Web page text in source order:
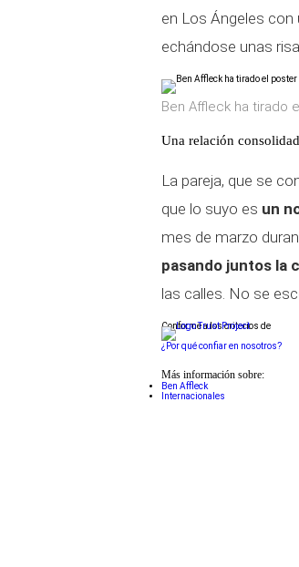
en Los Ángeles con
echándose unas
Ben Affleck ha tirado
Una relación
La pareja, que se
que lo suyo es un
mes de marzo
pasando juntos la
las calles. No se
Conforme a los criterios de
¿Por qué confiar en nosotros?
Más información sobre:
Ben Affleck
Internacionales